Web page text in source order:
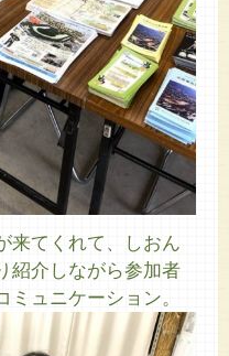
来てくれて、しおん
紹介しながら参加者
ュニケーション。